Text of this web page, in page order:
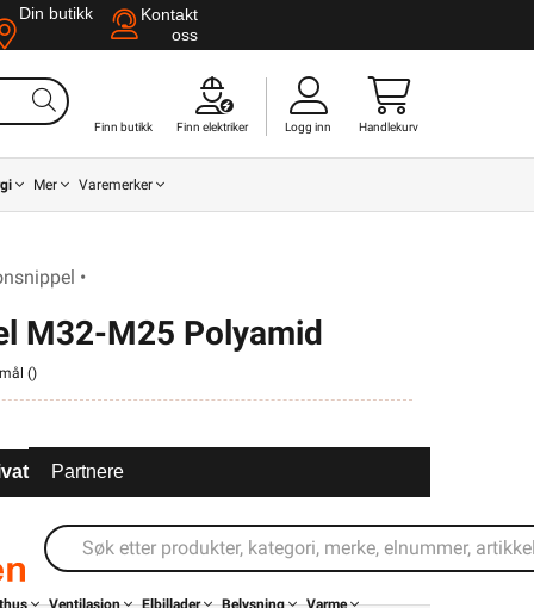
Din butikk
Kontakt
oss
Finn butikk Finn elektriker Logg inn Handlekurv
Mer Varemerker
•
M32-M25 Polyamid
()
Partnere
Ventilasjon Elbillader Belysning Varme